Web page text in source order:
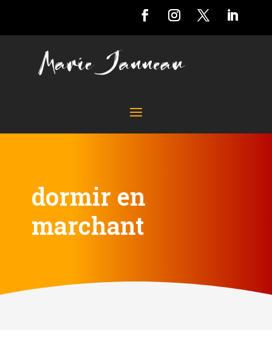
dormir en
marchant